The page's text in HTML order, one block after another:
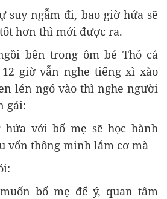
suy ngẫm đi, bao giờ hứa sẽ
hơn thì mới được ra.
bên trong ôm bé Thỏ cả
giờ vẫn nghe tiếng xì xào
lén ngó vào thì nghe người
gái:
hứa với bố mẹ sẽ học hành
vốn thông minh lắm cơ mà
bố mẹ để ý, quan tâm